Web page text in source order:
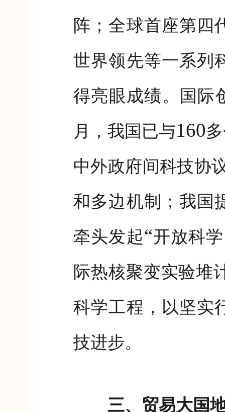
阵；全球首座第四
世界领先等一系列
得亮眼成绩。国际
月，我国已与160
中外政府间科技协
和多边机制；我国
牵头发起“开放科
际热核聚变实验堆
科学工程，以坚实
技进步。
三、贸易大国地